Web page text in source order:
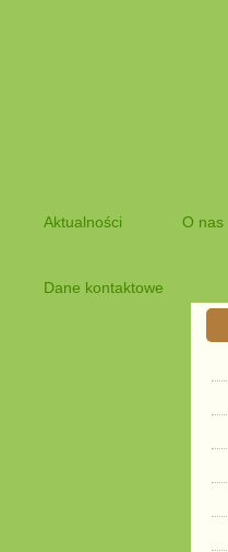
Aktualności O nas
Dane kontaktowe